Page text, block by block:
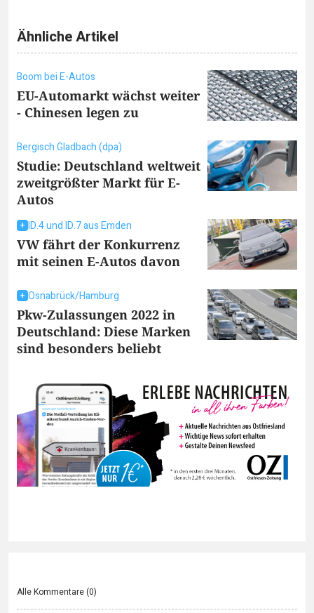
Ähnliche Artikel
Boom bei E-Autos
EU-Automarkt wächst weiter
- Chinesen legen zu
Bergisch Gladbach (dpa)
Studie: Deutschland weltweit
zweitgrößter Markt für E-
Autos
ID.4 und ID.7 aus Emden
VW fährt der Konkurrenz
mit seinen E-Autos davon
Osnabrück/Hamburg
Pkw-Zulassungen 2022 in
Deutschland: Diese Marken
sind besonders beliebt
Alle Kommentare (0)